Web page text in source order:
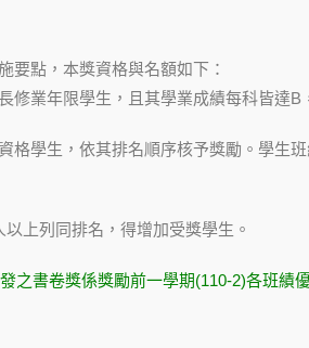
要點，本獎資格與名額如下：
修業年限學生，且其學業成績每科皆達B
格學生，依其排名順序核予獎勵。學生
以上列同排名，得增加受獎學生。
之書卷獎係獎勵前一學期(110-2)各班績